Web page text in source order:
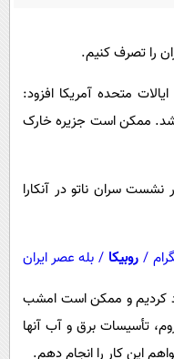
را تصرف کنیم.
متحده آمریکا افزود:
ممکن است جزیره خارک
سران ناتو در آنکارا
/ روبیکا / بله عصر ایران
ایرانی را نابود کردیم و ممکن است امشب
تأسیسات برق و آب آنها
این کار را انجام دهم.